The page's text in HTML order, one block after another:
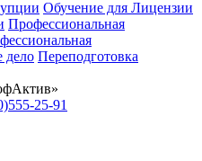
Обучение для Лицензии
Профессиональная
дело Переподготовка
25-91